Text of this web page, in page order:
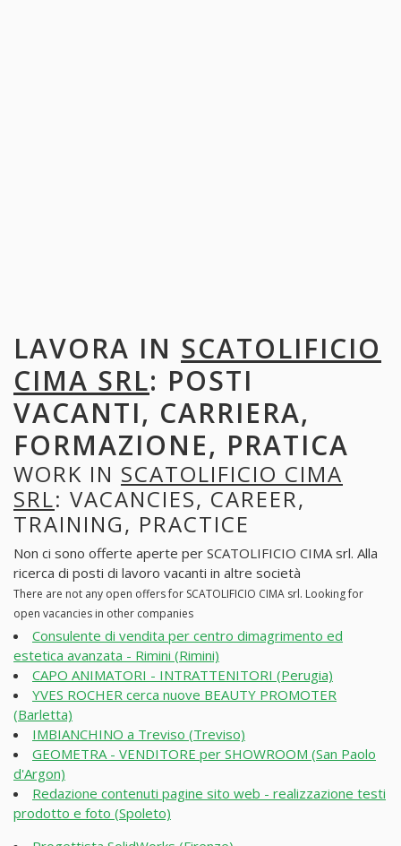
LAVORA IN SCATOLIFICIO
CIMA SRL: POSTI
VACANTI, CARRIERA,
FORMAZIONE, PRATICA
WORK IN SCATOLIFICIO CIMA
SRL: VACANCIES, CAREER,
TRAINING, PRACTICE
Non ci sono offerte aperte per SCATOLIFICIO CIMA srl. Alla
ricerca di posti di lavoro vacanti in altre società
There are not any open offers for SCATOLIFICIO CIMA srl. Looking for
open vacancies in other companies
Consulente di vendita per centro dimagrimento ed
estetica avanzata - Rimini (Rimini)
CAPO ANIMATORI - INTRATTENITORI (Perugia)
YVES ROCHER cerca nuove BEAUTY PROMOTER
(Barletta)
IMBIANCHINO a Treviso (Treviso)
GEOMETRA - VENDITORE per SHOWROOM (San Paolo
d'Argon)
Redazione contenuti pagine sito web - realizzazione testi
prodotto e foto (Spoleto)